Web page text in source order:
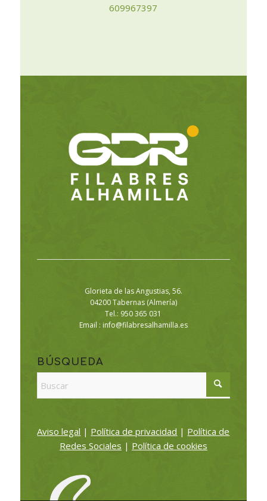
609967397
Glorieta de las Angustias, 56.
04200 Tabernas (Almería)
Tel.: 950 365 031
Email : info@filabresalhamilla.es
BÚSQUEDA
Aviso legal | Política de privacidad | Política de
Redes Sociales | Política de cookies